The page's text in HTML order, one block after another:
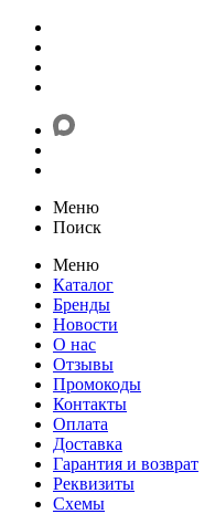
Меню
Поиск
Меню
Каталог
Бренды
Новости
О нас
Отзывы
Промокоды
Контакты
Оплата
Доставка
Гарантия и возврат
Реквизиты
Схемы